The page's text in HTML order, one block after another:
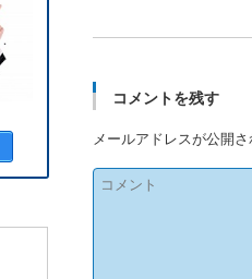
コメントを残す
メールアドレスが公開